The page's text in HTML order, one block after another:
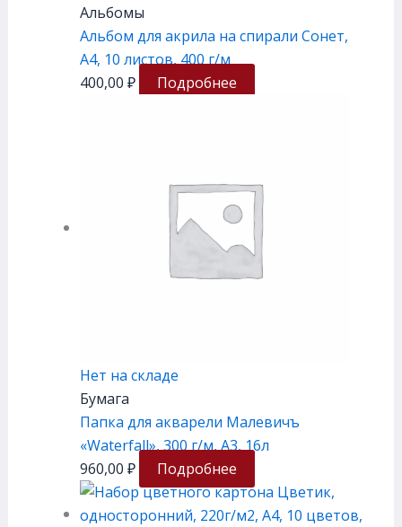
Альбомы
Альбом для акрила на спирали Сонет,
А4, 10 листов, 400 г/м
400,00 ₽ Подробнее
Нет на складе
Бумага
Папка для акварели Малевичъ
«Waterfall», 300 г/м, А3, 16л
960,00 ₽ Подробнее